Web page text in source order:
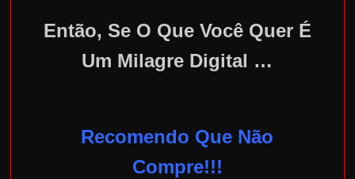
Então, Se O Que Você Quer É
Um Milagre Digital …
Recomendo Que Não
Compre!!!